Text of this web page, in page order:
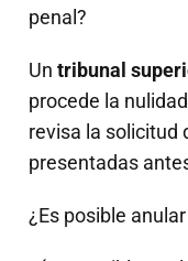
penal?
Un tribunal
procede la
revisa la solicitud
presentadas
¿Es posible